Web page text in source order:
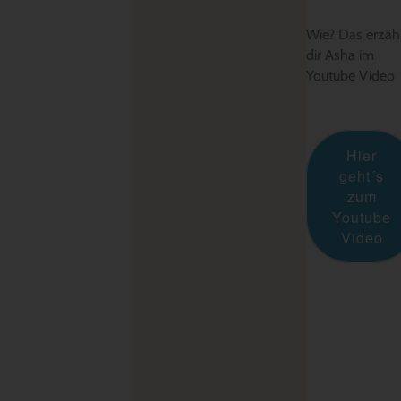
Wie? Das
dir Asha im
Youtube Video
Hier
geht´s
zum
Youtube
Video